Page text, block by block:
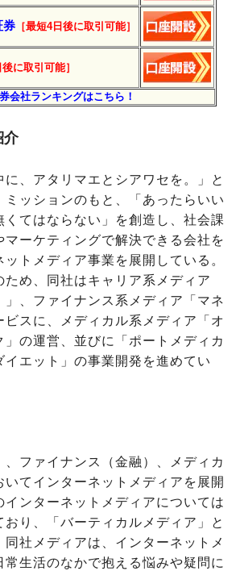
券 ［最短4日後に取引可能］
後に取引可能］
会社ランキングはこちら！
介
、アタリマエとシアワセを。」と
ミッションのもと、「あったらいい
くてはならない」を創造し、社会課
マーケティングで解決できる会社を
トメディア事業を展開している。
ため、同社はキャリア系メディア
」、ファイナンス系メディア「マネ
ビスに、メディカル系メディア「オ
」の運営、並びに「ポートメディカ
イエット」の事業開発を進めてい
ファイナンス（金融）、メディカ
いてインターネットメディアを展開
インターネットメディアについては
り、「バーティカルメディア」と
同社メディアは、インターネットメ
常生活のなかで抱える悩みや疑問に